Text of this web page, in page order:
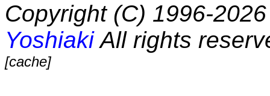
Copyright (C) 1996-
YoshiakiAll rights
[cache]